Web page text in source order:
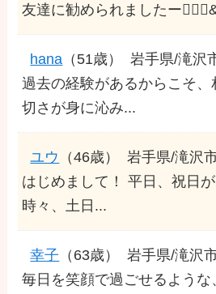
友達に勧められましたー
hana （51歳）
岩手県/滝沢
過去の経験があるからこそ
切さが身に沁み...
ユウ （46歳）
岩手県/滝沢
はじめまして！ 平日、祝日
時々、土日...
幸子 （63歳）
岩手県/滝沢
毎日を笑顔で過ごせるよう